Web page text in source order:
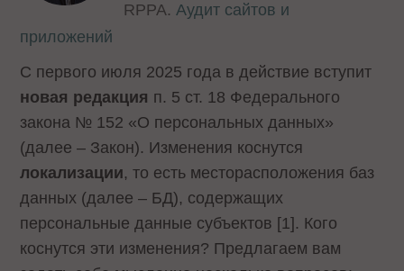
RPPA.Аудит сайтов и
приложений
С первого июля 2025 года в действие вступит
новая редакция п. 5 ст. 18 Федерального
закона № 152 «О персональных данных»
(далее – Закон). Изменения коснутся
локализации, то есть месторасположения баз
данных (далее – БД), содержащих
персональные данные субъектов [1]. Кого
коснутся эти изменения? Предлагаем вам